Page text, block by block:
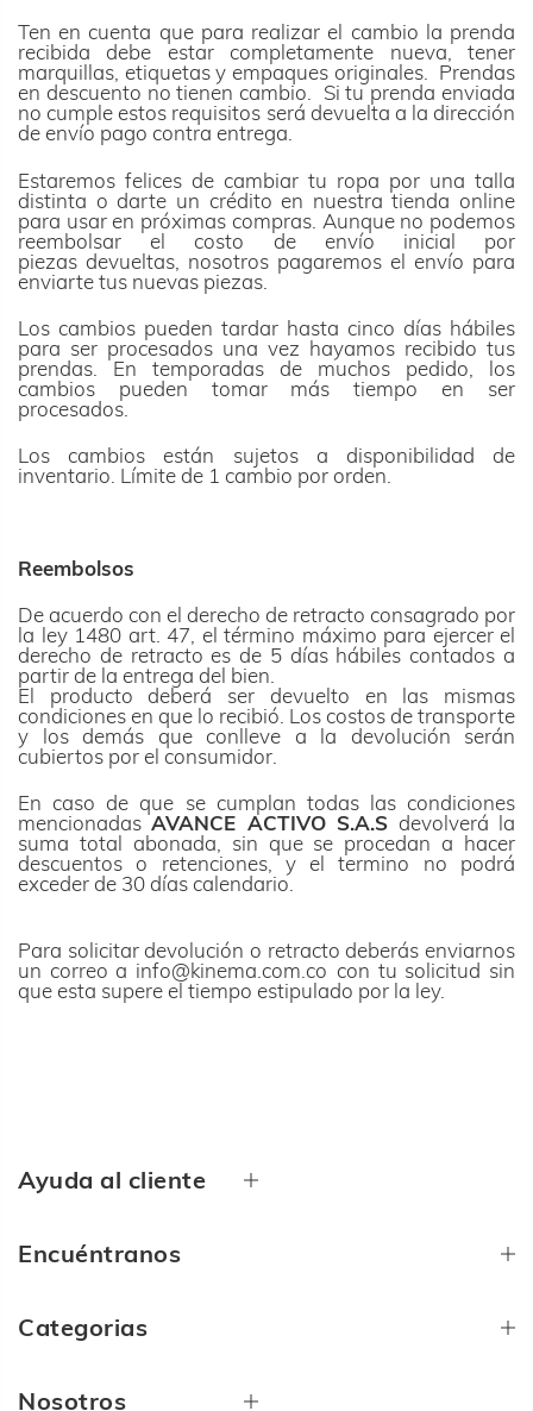
Ten en cuenta que para realizar el cambio la prenda
recibida debe estar completamente nueva, tener
marquillas, etiquetas y empaques originales. Prendas
en descuento no tienen cambio. Si tu prenda enviada
no cumple estos requisitos será devuelta a la dirección
de envío pago contra entrega.
Estaremos felices de cambiar tu ropa por una talla
distinta o darte un crédito en nuestra tienda online
para usar en próximas compras. Aunque no podemos
reembolsar el costo de envío inicial por
piezas devueltas, nosotros pagaremos el envío para
enviarte tus nuevas piezas.
Los cambios pueden tardar hasta cinco días hábiles
para ser procesados una vez hayamos recibido tus
prendas. En temporadas de muchos pedido, los
cambios pueden tomar más tiempo en ser
procesados.
Los cambios están sujetos a disponibilidad de
inventario. Límite de 1 cambio por orden.
Reembolsos
De acuerdo con el derecho de retracto consagrado por
la ley 1480 art. 47, el término máximo para ejercer el
derecho de retracto es de 5 días hábiles contados a
partir de la entrega del bien.
El producto deberá ser devuelto en las mismas
condiciones en que lo recibió. Los costos de transporte
y los demás que conlleve a la devolución serán
cubiertos por el consumidor.
En caso de que se cumplan todas las condiciones
mencionadasAVANCE ACTIVO S.A.S devolverá la
suma total abonada, sin que se procedan a hacer
descuentos o retenciones, y el termino no podrá
exceder de 30 días calendario.
Para solicitar devolución o retracto deberás enviarnos
un correo a info@kinema.com.co con tu solicitud sin
que esta supere el tiempo estipulado por la ley.
Ayuda al cliente
Nosotros
Encuéntranos
Categorias